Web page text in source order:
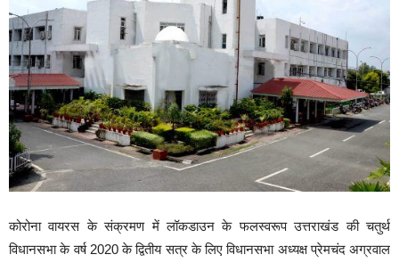
कोरोना वायरस के संक्रमण में लॉकडाउन के फलस्वरूप उत्तराखंड की चतुर्थ
विधानसभा के वर्ष 2020 के द्वितीय सत्र के लिए विधानसभा अध्यक्ष प्रेमचंद अग्रवाल